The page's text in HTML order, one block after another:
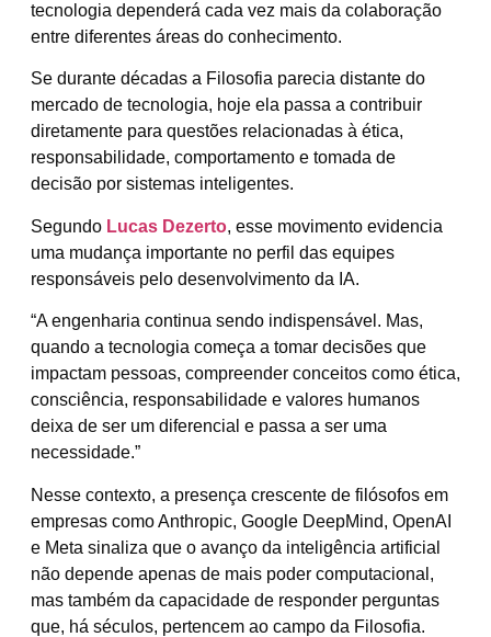
tecnologia dependerá cada vez mais da colaboração
entre diferentes áreas do conhecimento.
Se durante décadas a Filosofia parecia distante do
mercado de tecnologia, hoje ela passa a contribuir
diretamente para questões relacionadas à ética,
responsabilidade, comportamento e tomada de
decisão por sistemas inteligentes.
Segundo Lucas Dezerto, esse movimento evidencia
uma mudança importante no perfil das equipes
responsáveis pelo desenvolvimento da IA.
“A engenharia continua sendo indispensável. Mas,
quando a tecnologia começa a tomar decisões que
impactam pessoas, compreender conceitos como ética,
consciência, responsabilidade e valores humanos
deixa de ser um diferencial e passa a ser uma
necessidade.”
Nesse contexto, a presença crescente de filósofos em
empresas como Anthropic, Google DeepMind, OpenAI
e Meta sinaliza que o avanço da inteligência artificial
não depende apenas de mais poder computacional,
mas também da capacidade de responder perguntas
que, há séculos, pertencem ao campo da Filosofia.